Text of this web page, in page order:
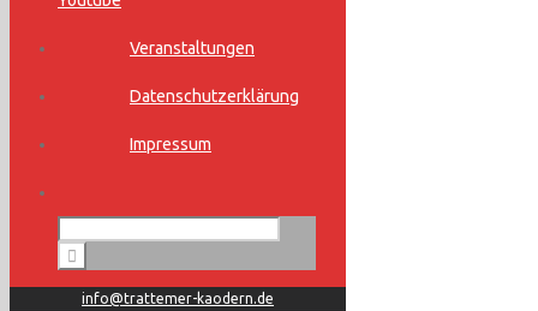
Veranstaltungen
Datenschutzerklärung
Impressum
info@trattemer-kaodern.de